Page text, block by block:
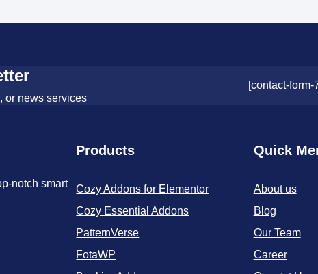
or news services
[contact-form-
notch smart
Products
Cozy Addons for Elementor
Cozy Essential Addons
PatternVerse
FotaWP
Quick
About us
Blog
Our Team
Career